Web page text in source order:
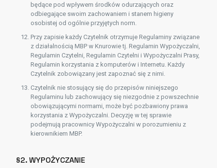
będące pod wpływem środków odurzających oraz
odbiegające swoim zachowaniem i stanem higieny
osobistej od ogólnie przyjętych norm.
Przy zapisie każdy Czytelnik otrzymuje Regulaminy związane
z działalnością MBP w Knurowie tj. Regulamin Wypożyczalni,
Regulamin Czytelni, Regulamin Czytelni i Wypożyczalni Prasy,
Regulamin korzystania z komputerów i Internetu. Każdy
Czytelnik zobowiązany jest zapoznać się z nimi.
Czytelnik nie stosujący się do przepisów niniejszego
Regulaminu lub zachowujący się niezgodnie z powszechnie
obowiązującymi normami, może być pozbawiony prawa
korzystania z Wypożyczalni. Decyzję w tej sprawie
podejmują pracownicy Wypożyczalni w porozumieniu z
kierownikiem MBP.
§2. WYPOŻYCZANIE